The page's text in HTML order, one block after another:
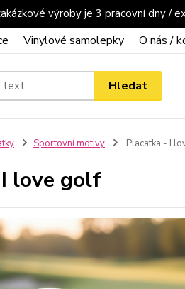
výroby je 3 pracovní dny /
Vinylové samolepky O nás /
Hledat
Sportovní motivy Placatka - I
love golf